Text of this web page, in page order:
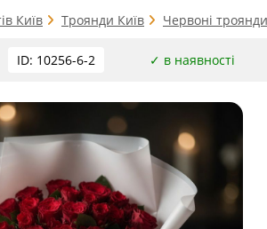
Київ Троянди Київ Червоні
ID: 10256-6-2 ✓ в наявності